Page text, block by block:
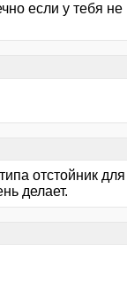
если у тебя не
отстойник для
делает.